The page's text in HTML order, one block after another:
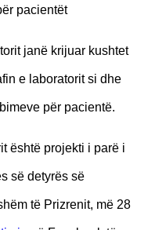
pacientët
janë krijuar kushtet
e laboratorit si dhe
për pacientë.
është projekti i parë i
së detyrës së
të Prizrenit, më 28